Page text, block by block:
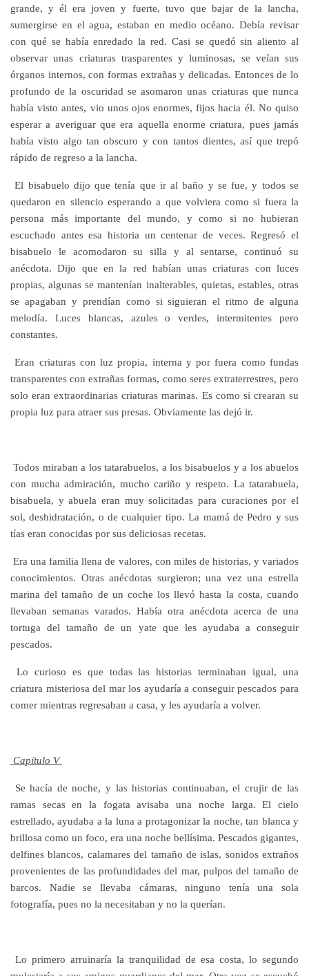
grande, y él era joven y fuerte, tuvo que bajar de la lancha,
sumergirse en el agua, estaban en medio océano. Debía revisar
con qué se había enredado la red. Casi se quedó sin aliento al
observar unas criaturas trasparentes y luminosas, se veían sus
órganos internos, con formas extrañas y delicadas. Entonces de lo
profundo de la oscuridad se asomaron unas criaturas que nunca
había visto antes, vio unos ojos enormes, fijos hacia él. No quiso
esperar a averiguar que era aquella enorme criatura, pues jamás
había visto algo tan obscuro y con tantos dientes, así que trepó
rápido de regreso a la lancha.
El bisabuelo dijo que tenía que ir al baño y se fue, y todos se
quedaron en silencio esperando a que volviera como si fuera la
persona más importante del mundo, y como si no hubieran
escuchado antes esa historia un centenar de veces. Regresó el
bisabuelo le acomodaron su silla y al sentarse, continuó su
anécdota. Dijo que en la red habían unas criaturas con luces
propias, algunas se mantenían inalterables, quietas, estables, otras
se apagaban y prendían como si siguieran el ritmo de alguna
melodía. Luces blancas, azules o verdes, intermitentes pero
constantes.
Eran criaturas con luz propia, interna y por fuera como fundas
transparentes con extrañas formas, como seres extraterrestres, pero
solo eran extraordinarias criaturas marinas. Es como si crearan su
propia luz para atraer sus presas. Obviamente las dejó ir.
Todos miraban a los tatarabuelos, a los bisabuelos y a los abuelos
con mucha admiración, mucho cariño y respeto. La tatarabuela,
bisabuela, y abuela eran muy solicitadas para curaciones por el
sol, deshidratación, o de cualquier tipo. La mamá de Pedro y sus
tías eran conocidas por sus deliciosas recetas.
Era una familia llena de valores, con miles de historias, y variados
conocimientos. Otras anécdotas surgieron; una vez una estrella
marina del tamaño de un coche los llevó hasta la costa, cuando
llevaban semanas varados. Había otra anécdota acerca de una
tortuga del tamaño de un yate que les ayudaba a conseguir
pescados.
Lo curioso es que todas las historias terminaban igual, una
criatura misteriosa del mar los ayudaría a conseguir pescados para
comer mientras regresaban a casa, y les ayudaría a volver.
Capítulo V
Se hacía de noche, y las historias continuaban, el crujir de las
ramas secas en la fogata avisaba una noche larga. El cielo
estrellado, ayudaba a la luna a protagonizar la noche, tan blanca y
brillosa como un foco, era una noche bellísima. Pescados gigantes,
delfines blancos, calamares del tamaño de islas, sonidos extraños
provenientes de las profundidades del mar, pulpos del tamaño de
barcos. Nadie se llevaba cámaras, ninguno tenía una sola
fotografía, pues no la necesitaban y no la querían.
Lo primero arruinaría la tranquilidad de esa costa, lo segundo